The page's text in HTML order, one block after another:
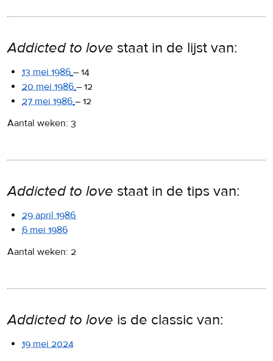
Addicted to love staat in de lijst van:
13 mei 1986 – 14
20 mei 1986 – 12
27 mei 1986 – 12
Aantal weken: 3
Addicted to love staat in de tips van:
29 april 1986
6 mei 1986
Aantal weken: 2
Addicted to love is de classic van:
19 mei 2024